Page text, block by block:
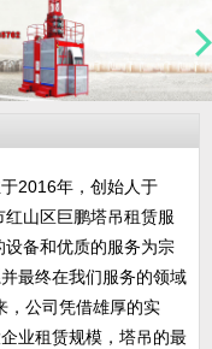
2016年，创始人于
山区巨鹏塔吊租赁服
备和优质的服务为宗
最终在我们服务的领域
，公司凭借雄厚的实
业租赁规模，塔吊的最